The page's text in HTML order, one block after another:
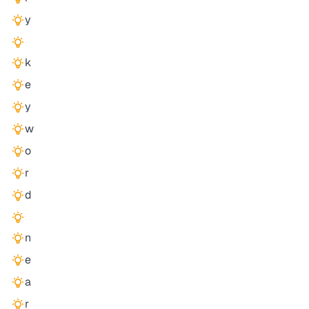
y
k
e
y
w
o
r
d
n
e
a
r